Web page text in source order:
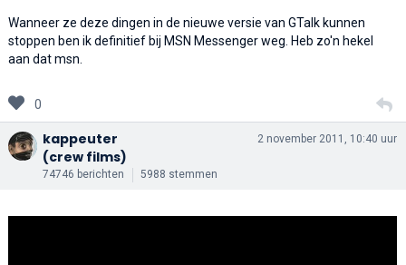
Wanneer ze deze dingen in de nieuwe versie van GTalk kunnen
stoppen ben ik definitief bij MSN Messenger weg. Heb zo'n hekel
aan dat msn.
0
kappeuter
(crew films)
74746 berichten 5988 stemmen
2 november 2011, 10:40 uur